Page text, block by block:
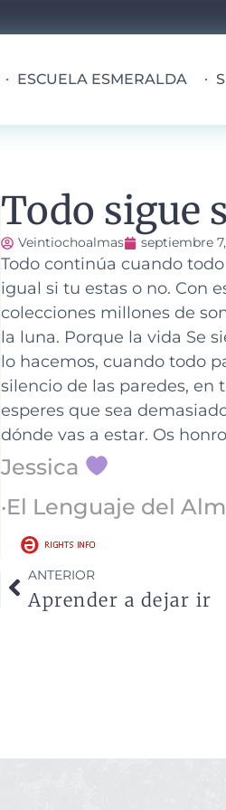
ESCUELA ESMERALDA
Todo sigue
Veintiochoalmas septiembre
Todo continúa cuando
igual si tu estas o no. Con
colecciones millones de
la luna. Porque la vida Se
lo hacemos, cuando todo
silencio de las paredes, en
esperes que sea
dónde vas a estar. Os
Jessica
·El Lenguaje del
ANTERIOR
Aprender a dejar ir